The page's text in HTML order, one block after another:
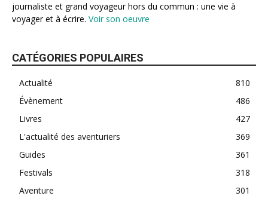
journaliste et grand voyageur hors du commun : une vie à
voyager et à écrire. Voir son oeuvre
CATÉGORIES POPULAIRES
Actualité
810
Évènement
486
Livres
427
L'actualité des aventuriers
369
Guides
361
Festivals
318
Aventure
301